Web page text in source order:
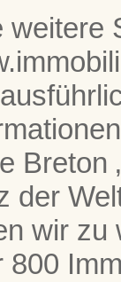
weitere
Breton
der
wir zu
800